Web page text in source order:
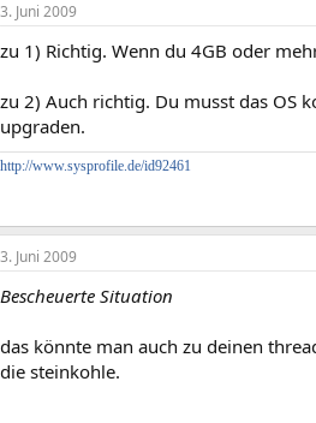
3. Juni 2009
zu 1) Richtig. Wenn du 4GB oder
zu 2) Auch richtig. Du musst das OS
upgraden.
http://www.sysprofile.de/id92461
3. Juni 2009
Bescheuerte Situation
das könnte man auch zu deinen
die steinkohle.